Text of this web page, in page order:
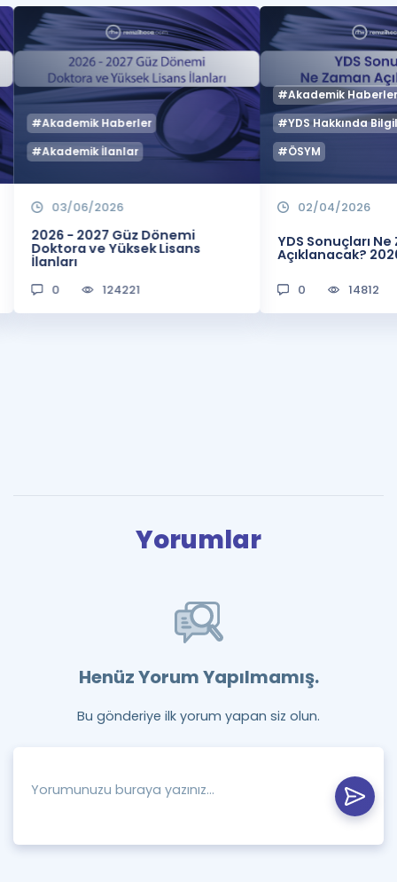
#Akademik Haberler
#Akademik İlanlar
03/06/2026
2026 - 2027 Güz Dönemi
Doktora ve Yüksek Lisans
İlanları
0 124221
#Akademik
#YDS Hakkında
#ÖSYM
02/04/2026
YDS Sonuçları
Açıklanacak?
0 14812
Yorumlar
Henüz Yorum Yapılmamış.
Bu gönderiye ilk yorum yapan siz olun.